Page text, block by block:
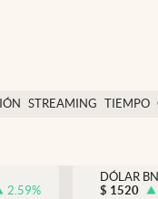
STREAMING TIEMPO
México
2.59%
DÓLAR
$ 1520